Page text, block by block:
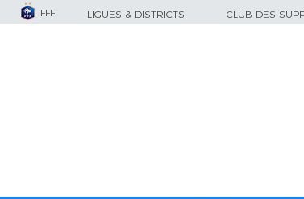
FFF LIGUES & DISTRICTS CLUB DES